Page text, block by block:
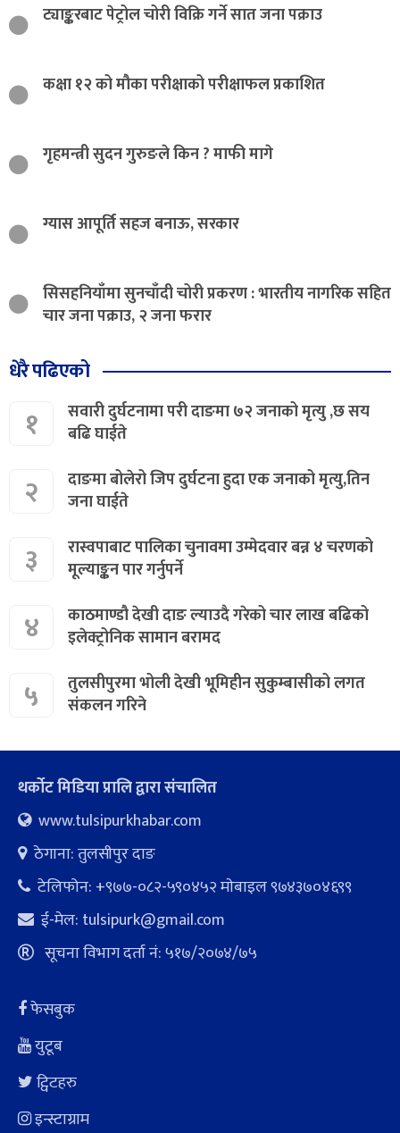
ट्याङ्करबाट पेट्रोल चोरी विक्रि गर्ने सात जना पक्राउ
कक्षा १२ को मौका परीक्षाको परीक्षाफल प्रकाशित
गृहमन्त्री सुदन गुरुङले किन ? माफी मागे
ग्यास आपूर्ति सहज बनाऊ, सरकार
सिसहनियाँमा सुनचाँदी चोरी प्रकरण : भारतीय नागरिक सहित
चार जना पक्राउ, २ जना फरार
धेरै पढिएको
१
सवारी दुर्घटनामा परी दाङमा ७२ जनाको मृत्यु ,छ सय
बढि घाईते
२
दाङमा बोलेरो जिप दुर्घटना हुदा एक जनाको मृत्यु,तिन
जना घाईते
३
रास्वपाबाट पालिका चुनावमा उम्मेदवार बन्न ४ चरणको
मूल्याङ्कन पार गर्नुपर्ने
४
काठमाण्डौ देखी दाङ ल्याउदै गरेको चार लाख बढिको
इलेक्ट्रोनिक सामान बरामद
५
तुलसीपुरमा भोली देखी भूमिहीन सुकुम्बासीको लगत
संकलन गरिने
थर्कोट मिडिया प्रालि द्वारा संचालित
www.tulsipurkhabar.com
ठेगाना: तुलसीपुर दाङ
टेलिफोन: +९७७-०८२-५९०४५२ माेबाइल ९७४३७०४६९९
ई-मेल: tulsipurk@gmail.com
सूचना विभाग दर्ता नं: ५१७/२०७४/७५
फेसबुक
युटूब
ट्विटहरु
इन्स्टाग्राम